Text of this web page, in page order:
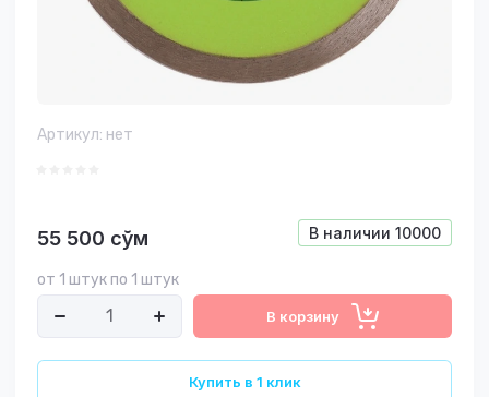
Артикул: нет
В наличии 10000
55 500 сўм
от 1 штук по 1 штук
В корзину
Купить в 1 клик